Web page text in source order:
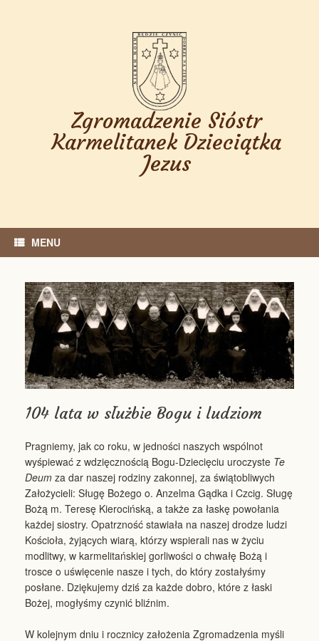
Zgromadzenie Sióstr
Karmelitanek Dzieciątka
Jezus
MENU
104 lata w służbie Bogu i ludziom
Pragniemy, jak co roku, w jedności naszych wspólnot
wyśpiewać z wdzięcznością Bogu-Dziecięciu uroczyste Te
Deum za dar naszej rodziny zakonnej, za świątobliwych
Założycieli: Sługę Bożego o. Anzelma Gądka i Czcig. Sługę
Bożą m. Teresę Kierocińską, a także za łaskę powołania
każdej siostry. Opatrzność stawiała na naszej drodze ludzi
Kościoła, żyjących wiarą, którzy wspierali nas w życiu
modlitwy, w karmelitańskiej gorliwości o chwałę Bożą i
trosce o uświęcenie nasze i tych, do który zostałyśmy
posłane. Dziękujemy dziś za każde dobro, które z łaski
Bożej, mogłyśmy czynić bliźnim.
W kolejnym dniu i rocznicy założenia Zgromadzenia myśli